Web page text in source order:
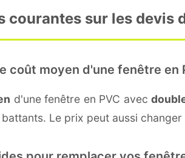
courantes sur les devis
coût moyen d'une fenêtre en
d'une fenêtre en PVC avec
Le prix peut aussi